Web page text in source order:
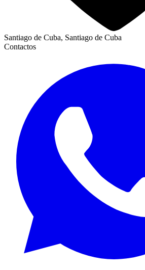
Santiago de Cuba, Santiago de Cuba
Contactos